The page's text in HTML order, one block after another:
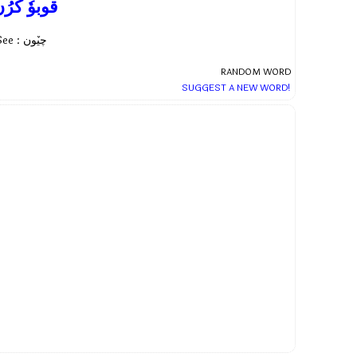
قوبوٗ
See : چیٚون
RANDOM WORD
SUGGEST A NEW WORD!